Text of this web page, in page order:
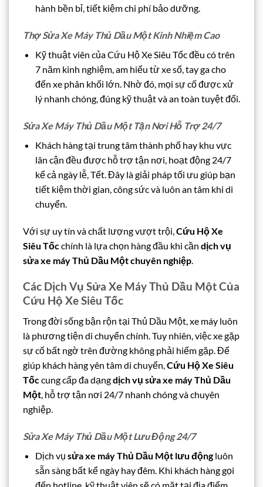
hành bền bỉ, tiết kiệm chi phí bảo dưỡng.
Thợ Sửa Xe Máy Thủ Dầu Một Kinh Nhiệm Cao
Kỹ thuật viên của Cứu Hộ Xe Siêu Tốc đều có trên
7 năm kinh nghiệm, am hiểu từ xe số, tay ga cho
đến xe phân khối lớn. Nhờ đó, mọi sự cố được xử
lý nhanh chóng, đúng kỹ thuật và an toàn tuyệt đối.
Sửa Xe Máy Thủ Dầu Một Tận Nơi Hỗ Trợ 24/7
Khách hàng tại trung tâm thành phố hay khu vực
lân cận đều được hỗ trợ tận nơi, hoạt động 24/7
kể cả ngày lễ, Tết. Đây là giải pháp tối ưu giúp bạn
tiết kiệm thời gian, công sức và luôn an tâm khi di
chuyển.
Với sự uy tín và chất lượng vượt trội, Cứu Hộ Xe
Siêu Tốcchính là lựa chọn hàng đầu khi cần dịch vụ
sửa xe máy Thủ Dầu Một chuyên nghiệp
Các Dịch Vụ Sửa Xe Máy Thủ Dầu Một Của
Cứu Hộ Xe Siêu Tốc
Trong đời sống bận rộn tại Thủ Dầu Một, xe máy luôn
là phương tiện di chuyển chính. Tuy nhiên, việc xe gặp
sự cố bất ngờ trên đường không phải hiếm gặp. Để
giúp khách hàng yên tâm di chuyển,Cứu Hộ Xe Siêu
Tốccung cấp đa dạngdịch vụ sửa xe máy Thủ Dầu
Một, hỗ trợ tận nơi 24/7 nhanh chóng và chuyên
nghiệp.
Sửa Xe Máy Thủ Dầu Một Lưu Động 24/7
Dịch vụ sửa xe máy Thủ Dầu Một lưu độngluôn
sẵn sàng bất kể ngày hay đêm. Khi khách hàng gọi